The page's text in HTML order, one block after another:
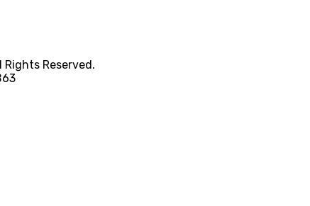
Reserved.